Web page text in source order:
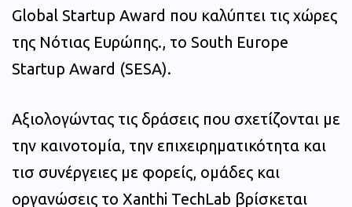
Global Startup Award που καλύπτει τις χώρες
της Νότιας Ευρώπης., το South Europe
Startup Award (SESA).
Αξιολογώντας τις δράσεις που σχετίζονται με
την καινοτομία, την επιχειρηματικότητα και
τισ συνέργειες με φορείς, ομάδες και
οργανώσεις το Xanthi TechLab βρίσκεται